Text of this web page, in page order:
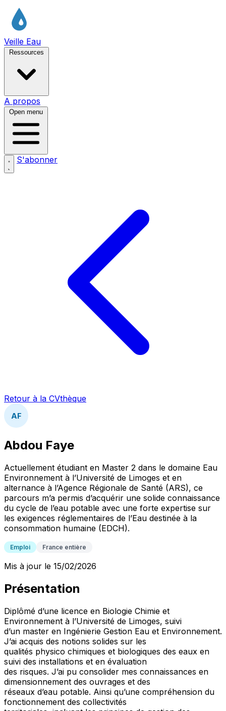
Veille Eau
Ressources
A propos
Open menu
S'abonner
Retour à la CVthèque
AF
Abdou Faye
Actuellement étudiant en Master 2 dans le domaine Eau
Environnement à l’Université de Limoges et en
alternance à l’Agence Régionale de Santé (ARS), ce
parcours m’a permis d’acquérir une solide connaissance
du cycle de l’eau potable avec une forte expertise sur
les exigences réglementaires de l’Eau destinée à la
consommation humaine (EDCH).
Emploi France entière
Mis à jour le 15/02/2026
Présentation
Diplômé d’une licence en Biologie Chimie et
Environnement à l’Université de Limoges, suivi
d’un master en Ingénierie Gestion Eau et Environnement.
J’ai acquis des notions solides sur les
qualités physico chimiques et biologiques des eaux en
suivi des installations et en évaluation
des risques. J’ai pu consolider mes connaissances en
dimensionnement des ouvrages et des
réseaux d’eau potable. Ainsi qu’une compréhension du
fonctionnement des collectivités